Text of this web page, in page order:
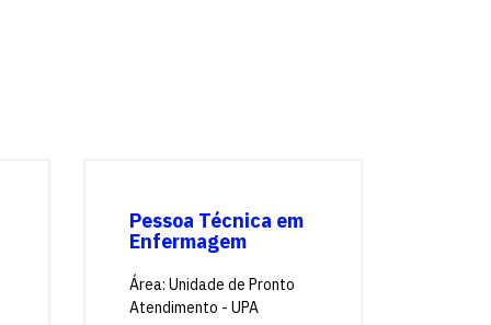
Pessoa Técnica em
Enfermagem
Área: Unidade de Pronto
Atendimento - UPA